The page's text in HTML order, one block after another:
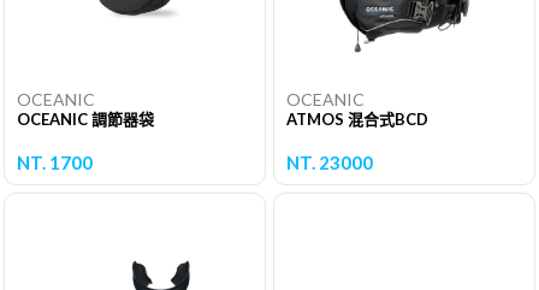
OCEANIC
OCEANIC 調節器袋
NT. 1700
OCEANIC
ATMOS 混合式BCD
NT. 23000